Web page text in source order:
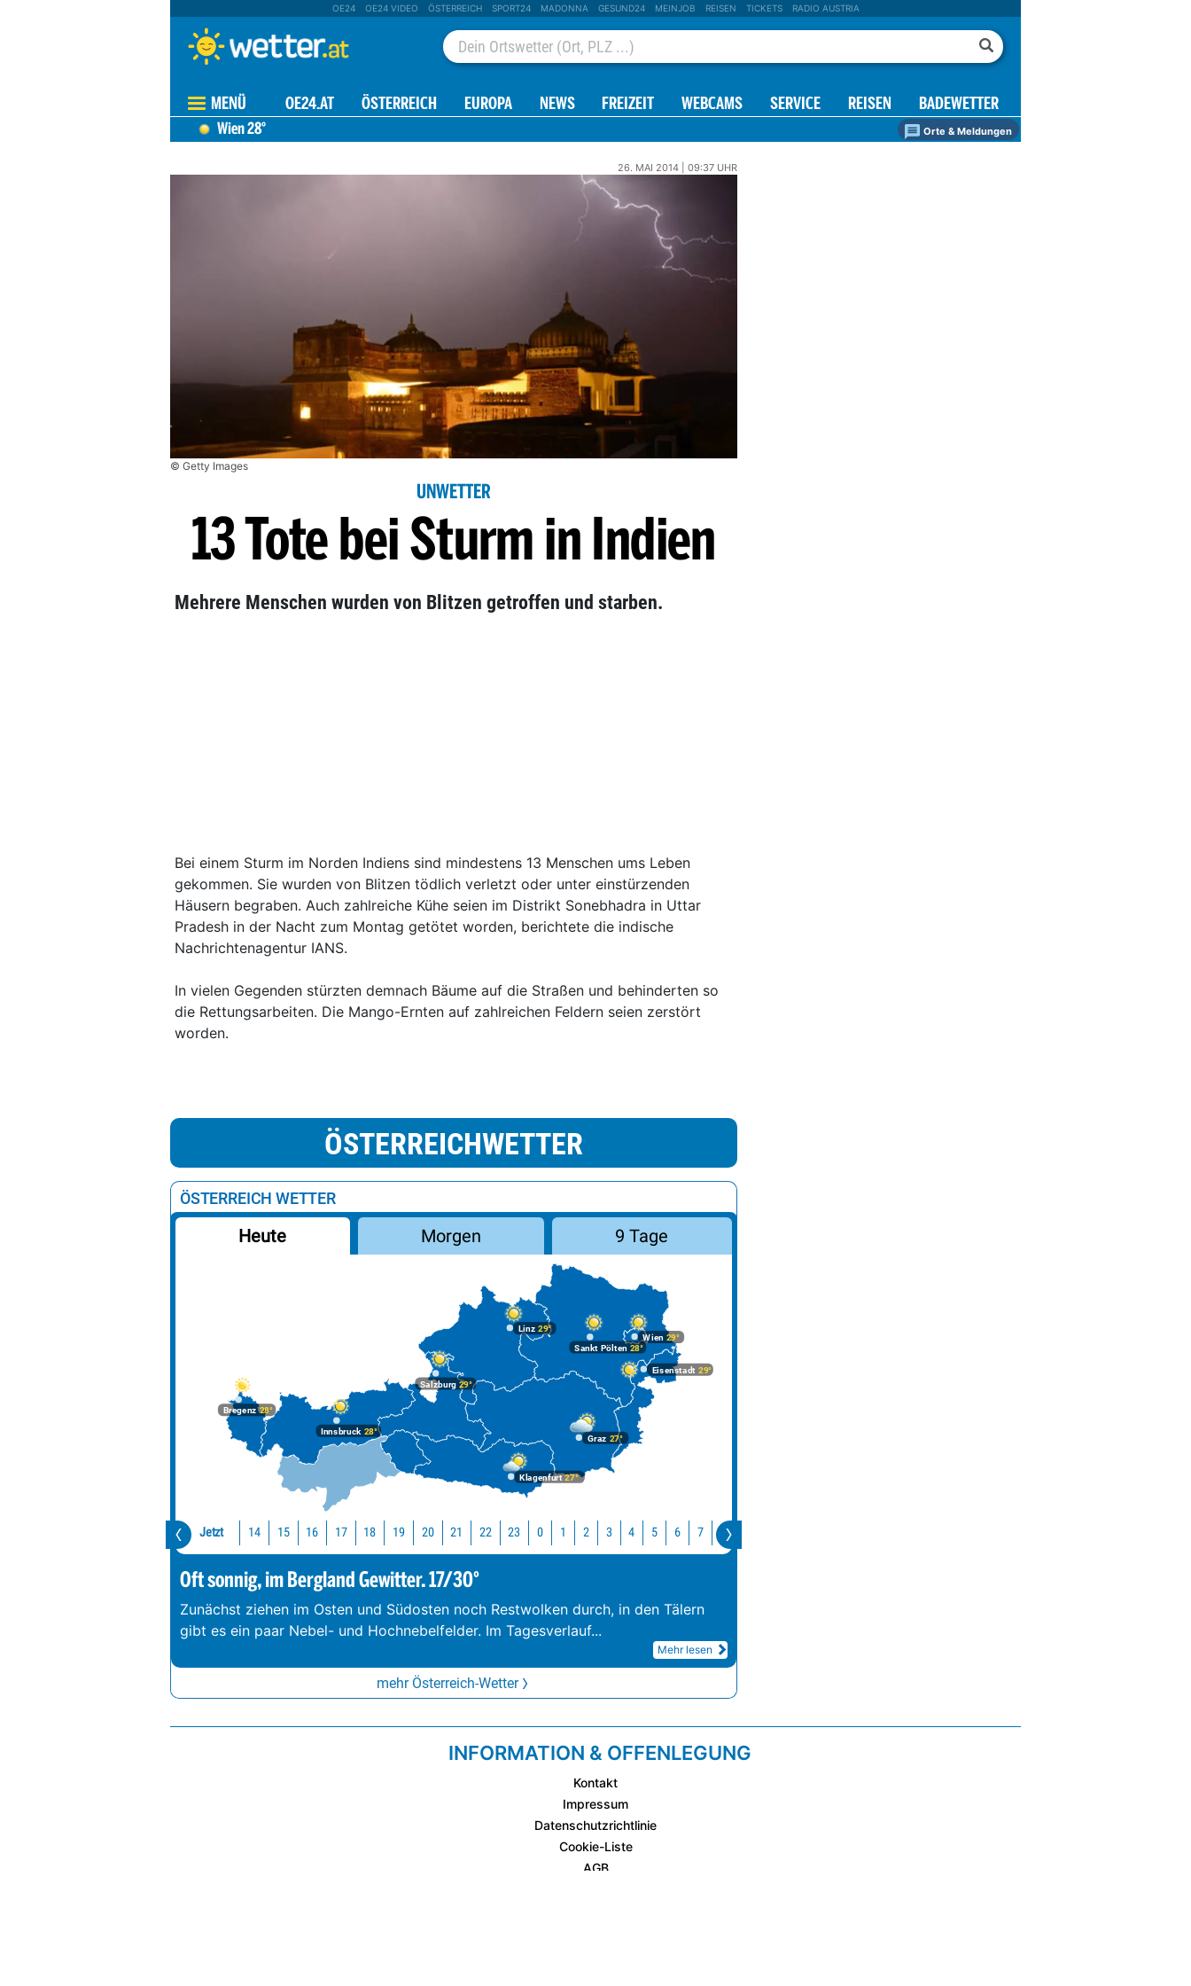
OE24 OE24 VIDEO ÖSTERREICH SPORT24 MADONNA GESUND24 MEINJOB REISEN TICKETS RADIO AUSTRIA
MENÜ OE24.AT ÖSTERREICH EUROPA NEWS FREIZEIT WEBCAMS SERVICE REISEN BADEWETTER
Wien28° Orte & Meldungen
26. MAI 2014 | 09:37 UHR
© Getty Images
UNWETTER
13 Tote bei Sturm in Indien
Mehrere Menschen wurden von Blitzen getroffen und starben.
Bei einem Sturm im Norden Indiens sind mindestens 13 Menschen ums Leben
gekommen. Sie wurden von Blitzen tödlich verletzt oder unter einstürzenden
Häusern begraben. Auch zahlreiche Kühe seien im Distrikt Sonebhadra in Uttar
Pradesh in der Nacht zum Montag getötet worden, berichtete die indische
Nachrichtenagentur IANS.
In vielen Gegenden stürzten demnach Bäume auf die Straßen und behinderten so
die Rettungsarbeiten. Die Mango-Ernten auf zahlreichen Feldern seien zerstört
worden.
ÖSTERREICHWETTER
ÖSTERREICH WETTER
Heute Morgen 9 Tage
Bregenz28°
Graz 27°
Innsbruck28°
Klagenfurt27°
Linz 29°
Salzburg29°
Wien 29°
Eisenstadt 29°
Sankt Pölten 28°
Jetzt 14 15 16 17 18 19 20 21 22 23 0 1 2 3 4 5 6 7 8
Oft sonnig, im Bergland Gewitter. 17/30°
Zunächst ziehen im Osten und Südosten noch Restwolken durch, in den Tälern
gibt es ein paar Nebel- und Hochnebelfelder. Im Tagesverlauf...
Mehr lesen
mehr Österreich-Wetter
INFORMATION & OFFENLEGUNG
Kontakt
Impressum
Datenschutzrichtlinie
Cookie-Liste
AGB